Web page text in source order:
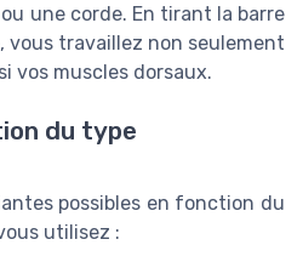
une corde. En tirant la barre
travaillez non seulement
vos muscles dorsaux.
du type
possibles en fonction du
utilisez :